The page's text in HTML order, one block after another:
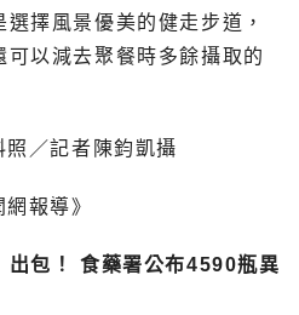
擇風景優美的健走步道，
以減去聚餐時多餘攝取的
／記者陳鈞凱攝
報導》
出包！ 食藥署公布4590瓶異